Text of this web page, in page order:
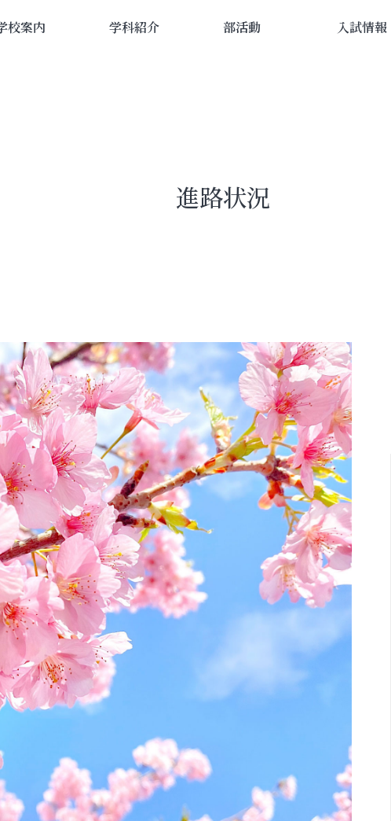
校案内 学科紹介 部活動 入試情報
進路状況